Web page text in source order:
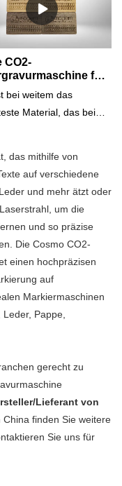
das mithilfe von
auf verschiedene
und mehr ätzt oder
um die
und so präzise
Die Cosmo CO2-
einen hochpräzisen
auf
Markiermaschinen
Pappe,
gerecht zu
Lieferant von
China finden Sie weitere
Sie uns für
CO2-
für
von
bei weitem das
Material, das bei
und wenn es graviert
wo der Laser das
Dieser stark
Kontrast ermöglicht
detailreiche Gravuren
Logos und Bildern
Es gibt viele Arten
mit dem Laser
zu werden.